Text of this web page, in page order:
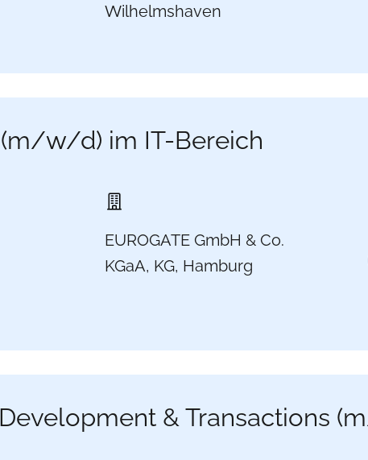
Wilhelmshaven
w/d) im IT-Bereich
EUROGATE GmbH & Co.
KGaA, KG, Hamburg
& Transactions